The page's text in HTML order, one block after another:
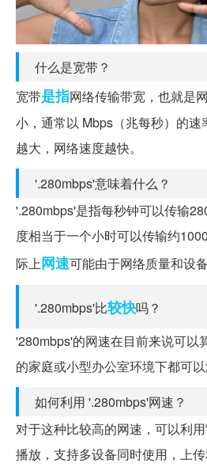
什么是宽带？
宽带是指网络传输带宽，也就是
小，通常以 Mbps（兆每秒）的
越大，网络速度越快。
'.280mbps'意味着什么？
'.280mbps'是指每秒钟可以传输
度相当于一个小时可以传输约
际上网速可能由于网络质量和设
'.280mbps'比较快吗？
'280mbps'的网速在目前来说可以
的家庭或小型办公室环境下都可以
如何利用 '.280mbps'网速？
对于这种比较高的网速，可以利
播放，支持多设备同时使用，上